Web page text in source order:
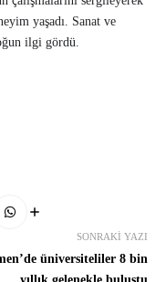
yaşadı. Sanat ve
ilgi gördü.
SONRAKI YAZI
üniversiteliler 8 bin